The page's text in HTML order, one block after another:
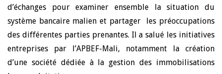
d’échanges pour examiner ensemble la situation du
système bancaire malien et partager les préoccupations
des différentes parties prenantes. Il a salué les initiatives
entreprises par l’APBEF-Mali, notamment la création
d’une société dédiée à la gestion des immobilisations